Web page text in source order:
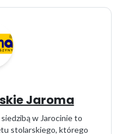
Jaroma
w Jarocinie to
stolarskiego, którego